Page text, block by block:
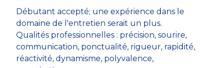
Débutant accepté; une expérience dans le
domaine de l'entretien serait un plus.
Qualités professionnelles : précision, sourire,
communication, ponctualité, rigueur, rapidité,
réactivité, dynamisme, polyvalence,